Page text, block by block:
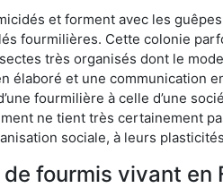
et forment avec les
fourmilières. Cette colonie
très organisés dont le
et une communication
fourmilière à celle d’une
ne tient très certainement
sociale, à leurs
fourmis vivant en